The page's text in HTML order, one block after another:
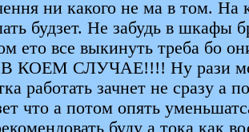
ни какого не ма в том.
будзет. Не забудь в шкафы
ето все выкинуть треба бо
КОЕМ СЛУЧАЕ!!!! Ну рази
работать зачнет не сразу а
что а потом опять
буду а тока как